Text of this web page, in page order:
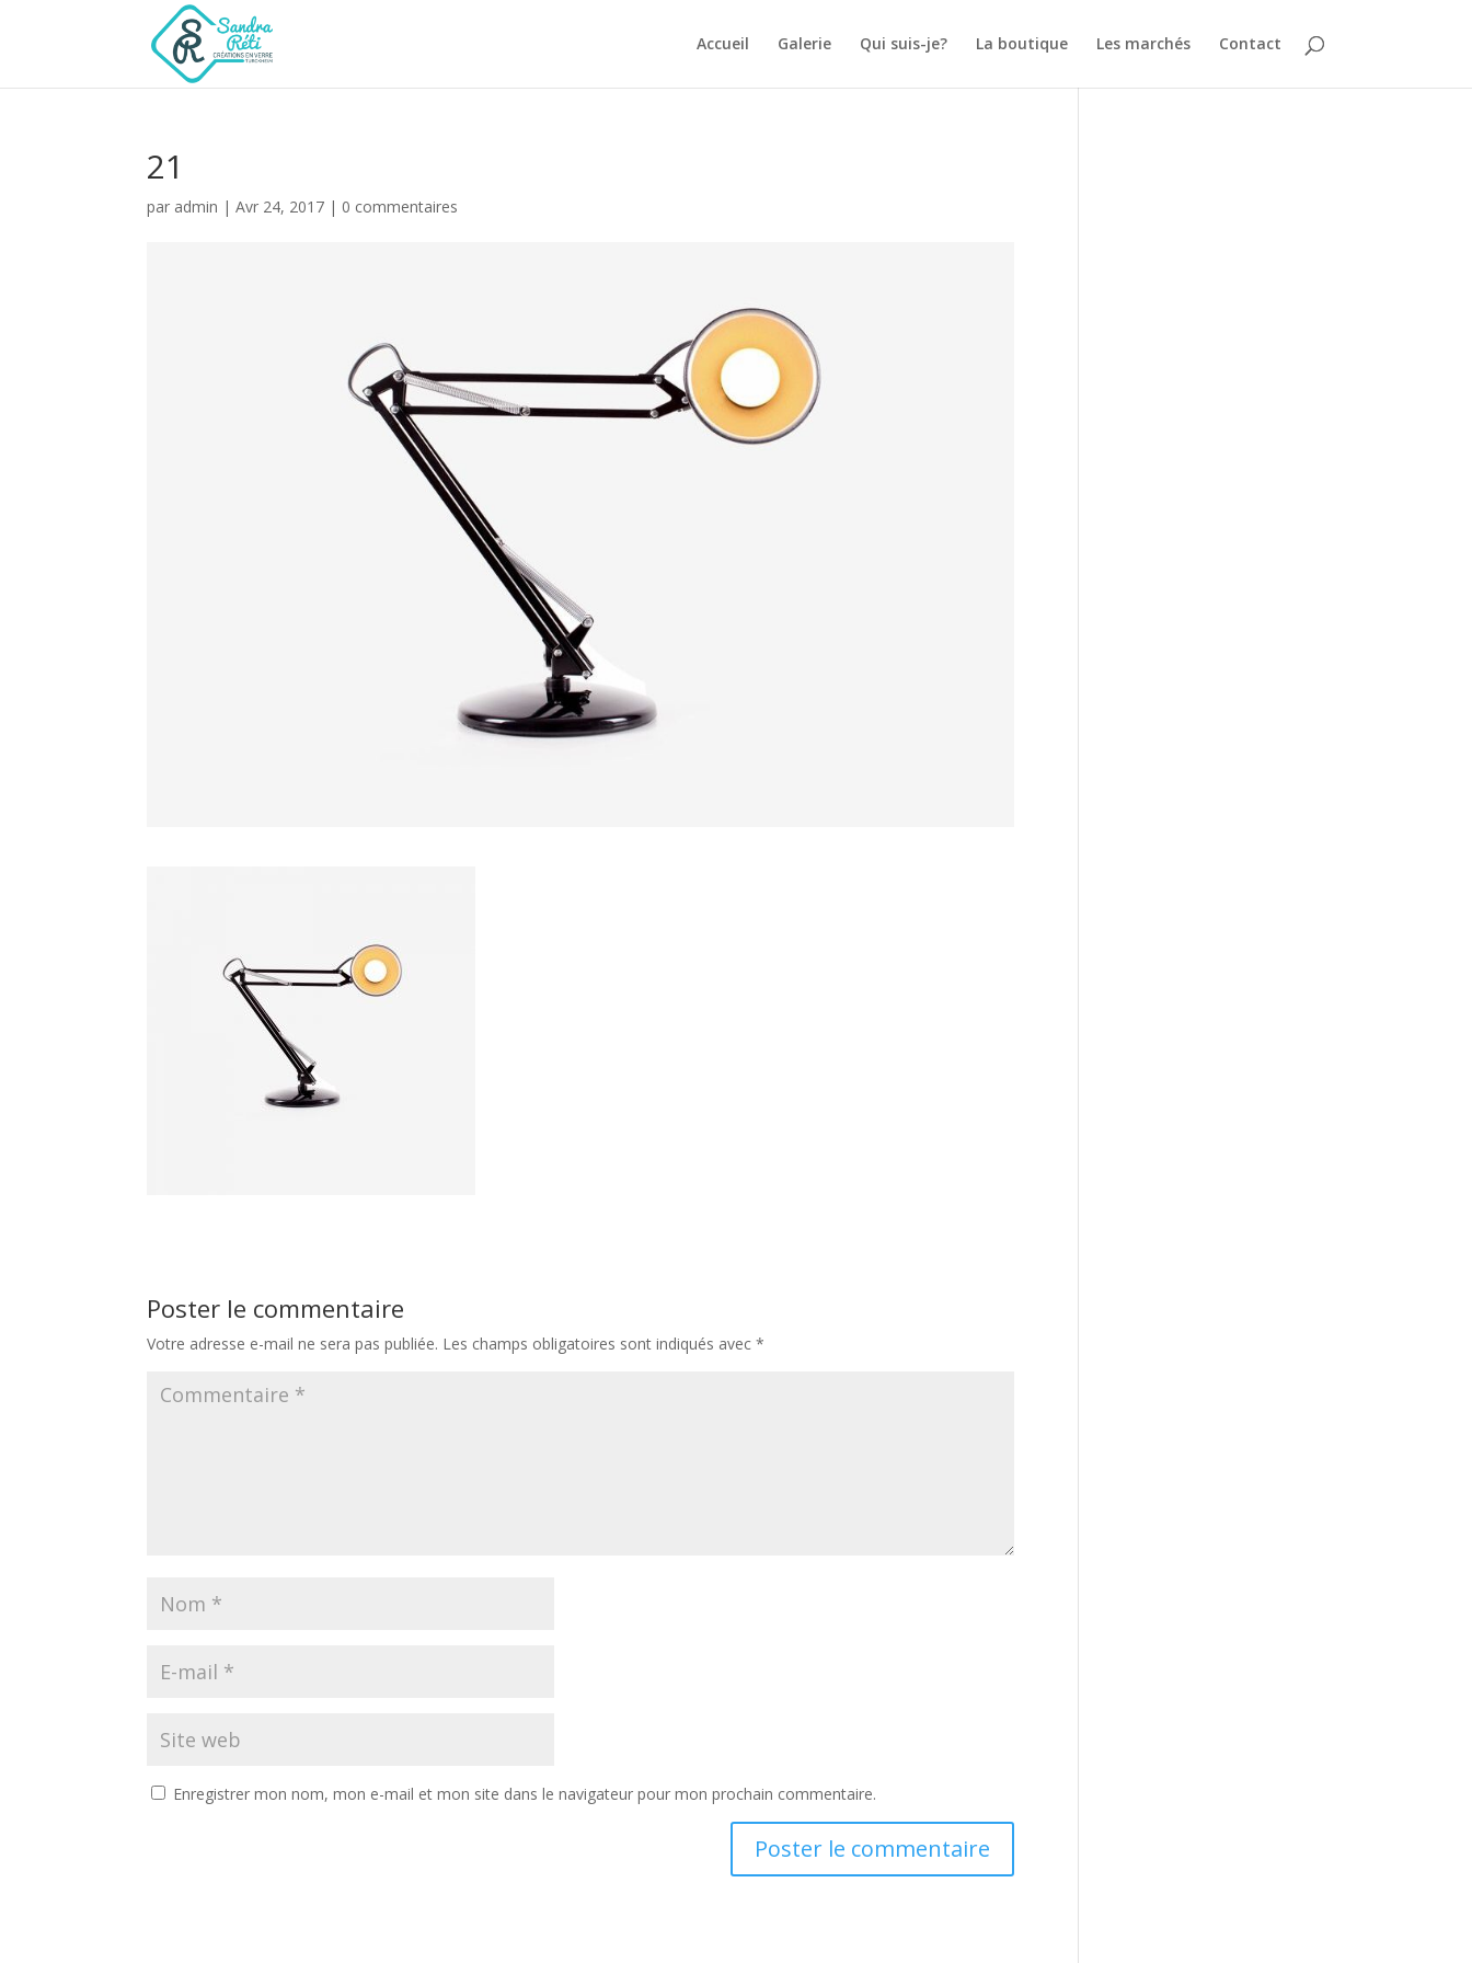
Accueil Galerie Qui suis-je? La boutique Les marchés Contact
21
par admin |Avr 24, 2017 | 0 commentaires
Poster le commentaire
Votre adresse e-mail ne sera pas publiée. Les champs obligatoires sont indiqués avec*
Enregistrer mon nom, mon e-mail et mon site dans le navigateur pour mon prochain commentaire.